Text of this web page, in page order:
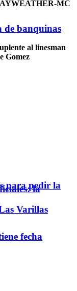
de banquinas
la
Varillas
MC
al linesman
Gomez
para pedir la
fecha